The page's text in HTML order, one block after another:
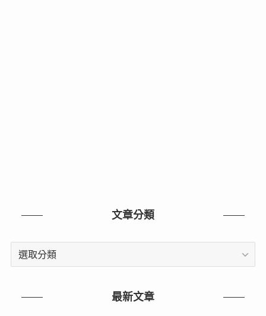
文章分類
文
最新文章